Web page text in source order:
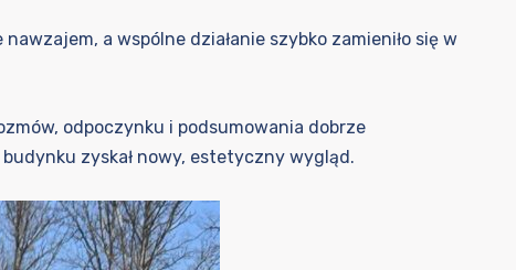
a wspólne działanie szybko zamieniło się w
odpoczynku i podsumowania dobrze
zyskał nowy, estetyczny wygląd.